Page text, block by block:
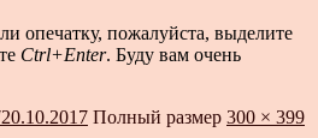
опечатку, пожалуйста, выделите
Ctrl+Enter. Буду вам очень
20.10.2017 Полный размер 300 × 399